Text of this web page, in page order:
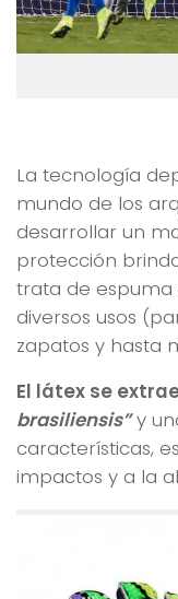
La tecnología
mundo de los
desarrollar un
protección
trata de espuma
diversos usos
zapatos y hasta
El látex se
brasiliensis” y
características,
impactos y a la